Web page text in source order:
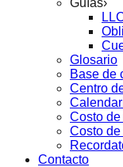
Guías›
Glosario
Base de
Centro
Costo de
Costo
Contacto